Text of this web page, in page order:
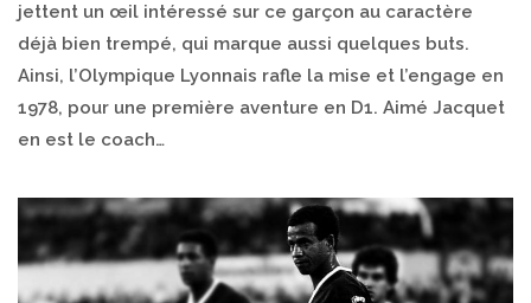
jettent un œil intéressé sur ce garçon au caractère
déjà bien trempé, qui marque aussi quelques buts.
Ainsi, l’Olympique Lyonnais rafle la mise et l’engage en
1978, pour une première aventure en D1. Aimé Jacquet
en est le coach…